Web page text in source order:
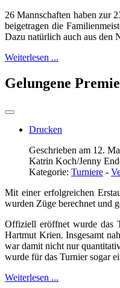
26 Mannschaften haben zur
beigetragen die
Dazu natürlich auch aus den
Weiterlesen ...
Gelungene
Drucken
Geschrieben am 12.
Katrin Koch/Jenny
Kategorie: Turniere -
Mit einer erfolgreichen
wurden Züge berechnet und
Offiziell eröffnet wurde das
Hartmut Krien. Insgesamt
war damit nicht nur
wurde für das Turnier sogar
Weiterlesen ...